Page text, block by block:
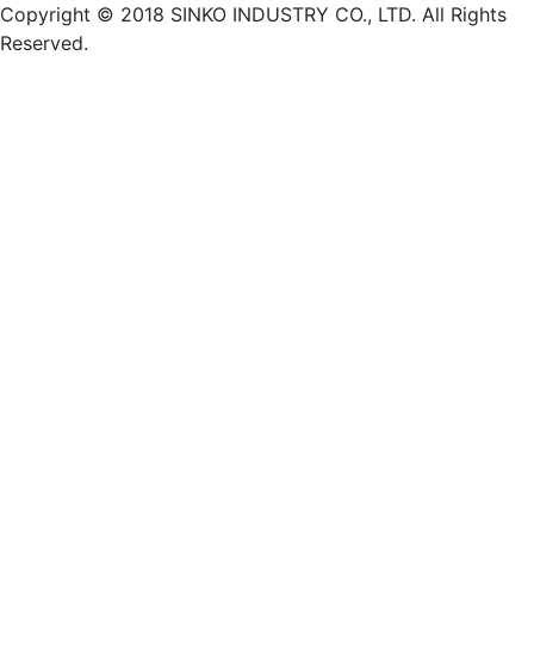
Copyright © 2018 SINKO INDUSTRY CO., LTD. All Rights
Reserved.